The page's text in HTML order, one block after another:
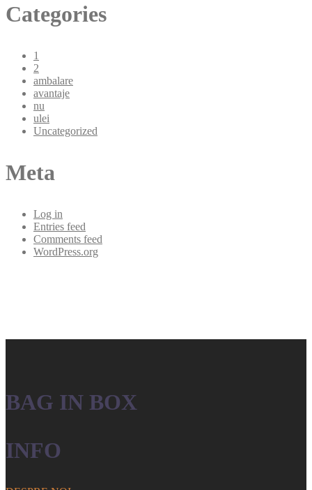
Categories
1
2
ambalare
avantaje
nu
ulei
Uncategorized
Meta
Log in
Entries feed
Comments feed
WordPress.org
BAG IN BOX
INFO